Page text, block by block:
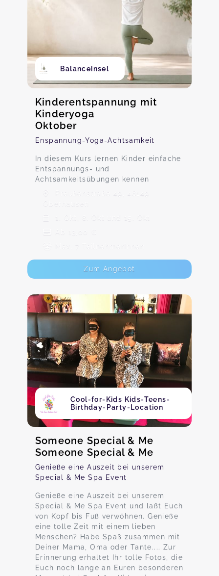
Balanceinsel
Kinderentspannung mit
Kinderyoga
Oktober
Enspannung-Yoga-Achtsamkeit
In diesem Kurs lernen Kinder einfache
Entspannungs- und
Achtsamkeitsübungen kennen
Preußenstraße 49, 46149
Oberhausen
1. Okt, 8. Okt und 15. Okt
Ab 13,00 €
Max. 7 TeilnehmerInnen
Zum Angebot
Cool-for-Kids Kids-Teens-
Birthday-Party-Location
Someone Special & Me
Someone Special & Me
Genieße eine Auszeit bei unserem
Special & Me Spa Event
Genieße eine Auszeit bei unserem
Special & Me Spa Event und laßt Euch
von Kopf bis Fuß verwöhnen. Genieße
eine tolle Zeit mit einem lieben
Menschen? Habe Spaß zusammen mit
Deiner Mama, Oma oder Tante.... Zur
Erinnerung erhaltet Ihr tolle Fotos, die
Euch noch lange an Euren besonderen